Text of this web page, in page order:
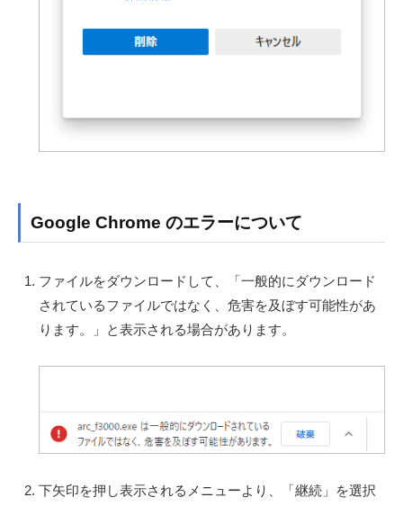
Google Chrome のエラーについて
ファイルをダウンロードして、「一般的にダウンロード
されているファイルではなく、危害を及ぼす可能性があ
ります。」と表示される場合があります。
下矢印を押し表示されるメニューより、「継続」を選択